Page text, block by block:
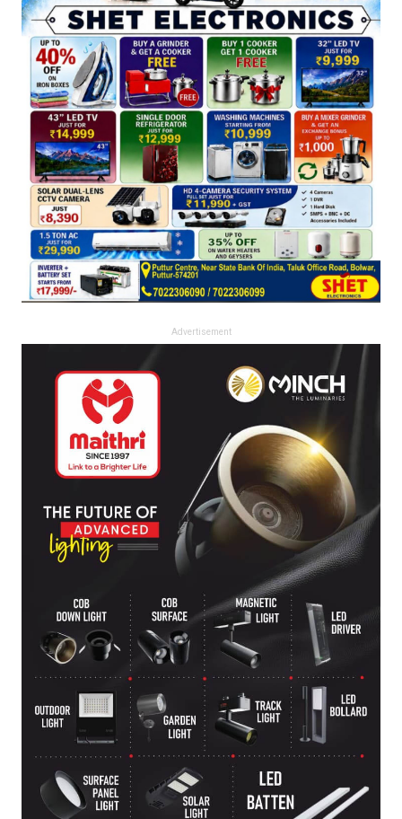
Advertisement